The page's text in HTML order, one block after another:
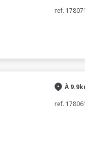
ref.
À
ref.